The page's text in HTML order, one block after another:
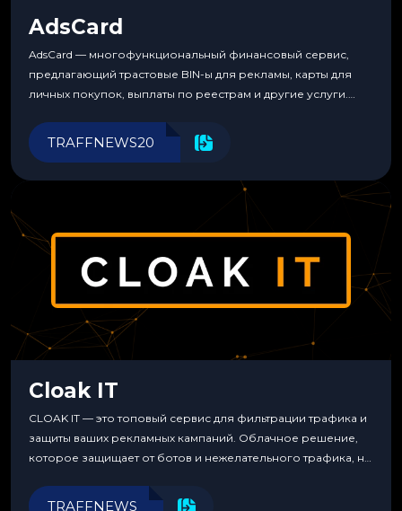
AdsCard
AdsCard — многофункциональный финансовый сервис,
предлагающий трастовые BIN-ы для рекламы, карты для
личных покупок, выплаты по реестрам и другие услуги.
инструменты для управления финансами.
TRAFFNEWS20
Cloak IT
CLOAK IT — это топовый сервис для фильтрации трафика и
защиты ваших рекламных кампаний. Облачное решение,
которое защищает от ботов и нежелательного трафика, не
программирования.
TRAFFNEWS